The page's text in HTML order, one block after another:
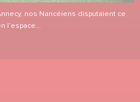
nos Nancéiens disputaient ce
l’espace...